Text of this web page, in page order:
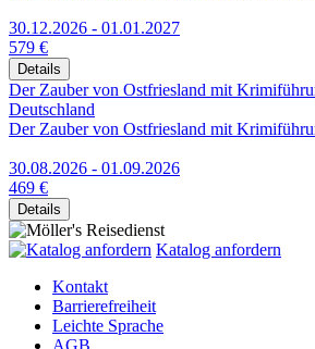
30.12.2026 - 01.01.2027
579 €
Details
Der Zauber von Ostfriesland mit
Deutschland
Der Zauber von Ostfriesland mit
30.08.2026 - 01.09.2026
469 €
Details
Katalog anfordern
Kontakt
Barrierefreiheit
Leichte Sprache